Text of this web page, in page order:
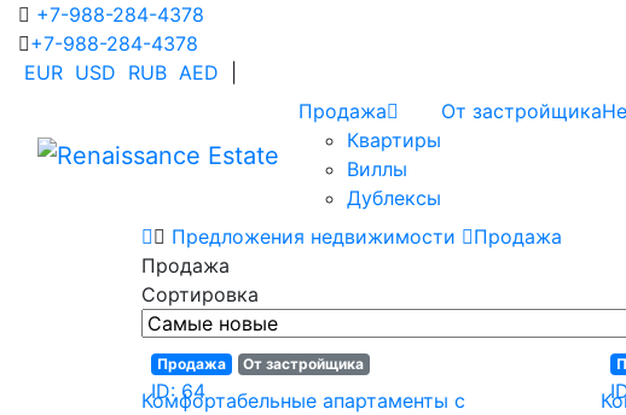
+7-988-284-4378
+7-988-284-4378
EUR USD RUB AED
Продажа
Квартиры
Виллы
Дублексы
От застройщика
Предложения недвижимости
Продажа
Продажа
Сортировка
Продажа От застройщика
ID: 64
Комфортабельные апартаменты с